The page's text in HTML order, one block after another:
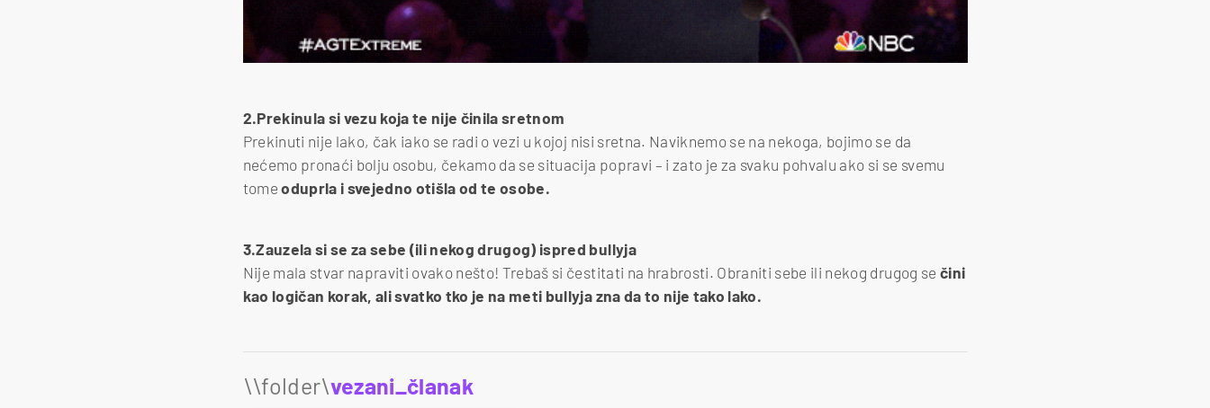
2.Prekinula si vezu koja te nije činila sretnom
Prekinuti nije lako, čak iako se radi o vezi u kojoj nisi sretna. Naviknemo se na nekoga, bojimo se da
nećemo pronaći bolju osobu, čekamo da se situacija popravi – i zato je za svaku pohvalu ako si se svemu
tomeoduprla i svejedno otišla od te osobe.
3.Zauzela si se za sebe (ili nekog drugog) ispred bullyja
Nije mala stvar napraviti ovako nešto! Trebaš si čestitati na hrabrosti. Obraniti sebe ili nekog drugog se čini
kao logičan korak, ali svatko tko je na meti bullyja zna da to nije tako lako.
\\folder\vezani_članak